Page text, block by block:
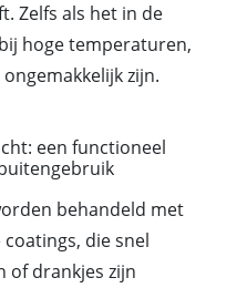
Zelfs als het in de
hoge temperaturen,
zijn.
een functioneel
behandeld met
die snel
of drankjes zijn